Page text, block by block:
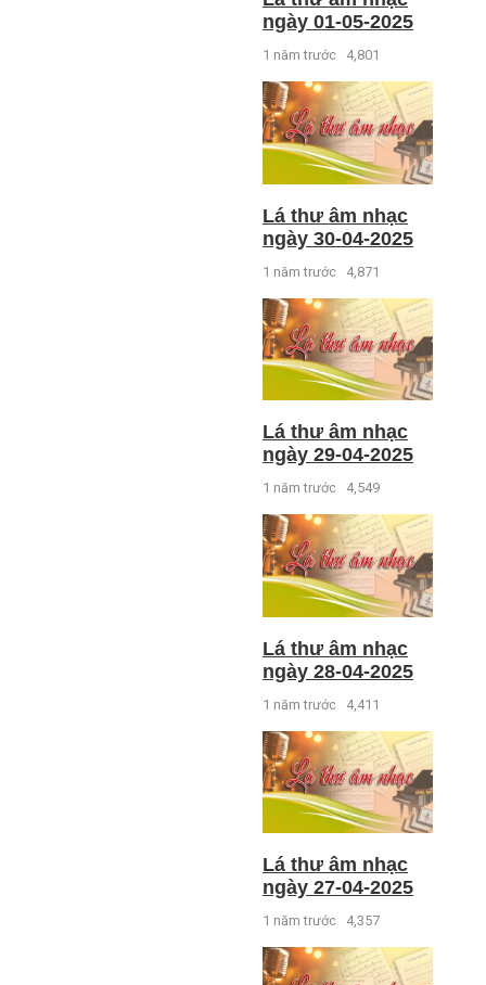
ngày 01-05-2025
1 năm trước 4,801
Lá thư âm nhạc
ngày 30-04-2025
1 năm trước 4,871
Lá thư âm nhạc
ngày 29-04-2025
1 năm trước 4,549
Lá thư âm nhạc
ngày 28-04-2025
1 năm trước 4,411
Lá thư âm nhạc
ngày 27-04-2025
1 năm trước 4,357